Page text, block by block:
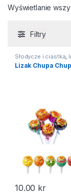
Wyświetlanie
Filtry
Słodycze i ciastka
słodycze
Lizak Chupa
10.00 kr